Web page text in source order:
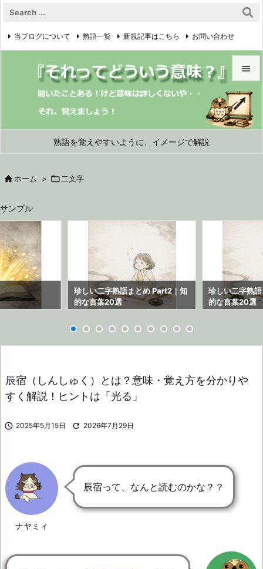
熟語を覚えやすいように、イメージで解説


メニュ


当ブログについて 熟語一覧 新規記事はこちら お問い合わせ
プライバシーポリシー 
 ホーム >  二文字
サンプル
珍しい二字熟語まとめ Part2｜知
的な言葉20選
珍しい二字熟
的な言葉20選
辰宿（しんしゅく）とは？意味・覚え方を分かりや
すく解説！ヒントは「光る」
 2025年5月15日  2026年7月29日
ナヤミィ
辰宿って、なんと読むのかな？？